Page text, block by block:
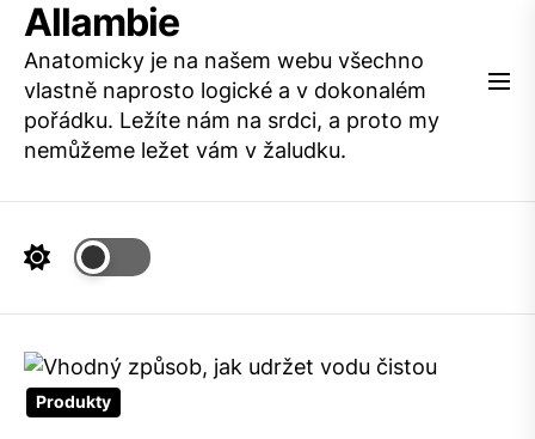
Skip
the
content
Allambie
Anatomicky je na našem webu všechno
vlastně naprosto logické a v dokonalém
pořádku. Ležíte nám na srdci, a proto my
nemůžeme ležet vám v žaludku.
Produkty